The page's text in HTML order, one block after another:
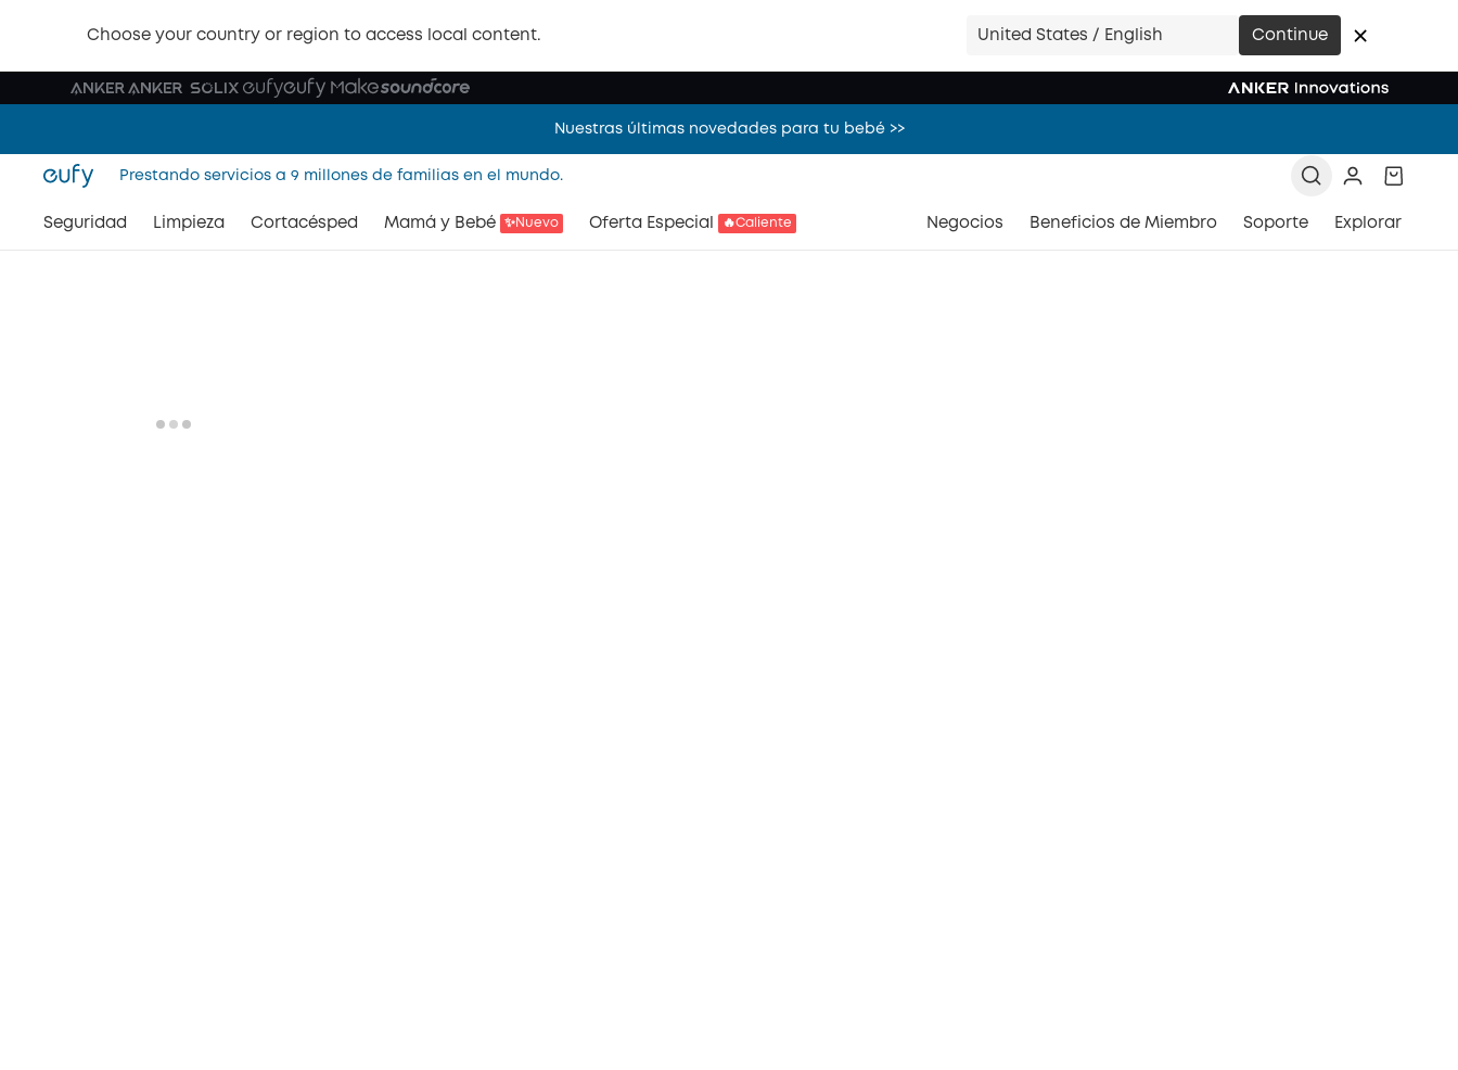
Choose your country or region to access local content. United States / English Continue
Nuestras últimas novedades para tu bebé >>
¡Ahorra 400€ en packs de robots aspiradores! Descubre más >>
Prestando servicios a 9 millones de familias en el mundo.
Seguridad Limpieza Cortacésped Mamá y Bebé ✨Nuevo Oferta Especial 🔥Caliente Negocios Beneficios de Miembro Soporte Explorar